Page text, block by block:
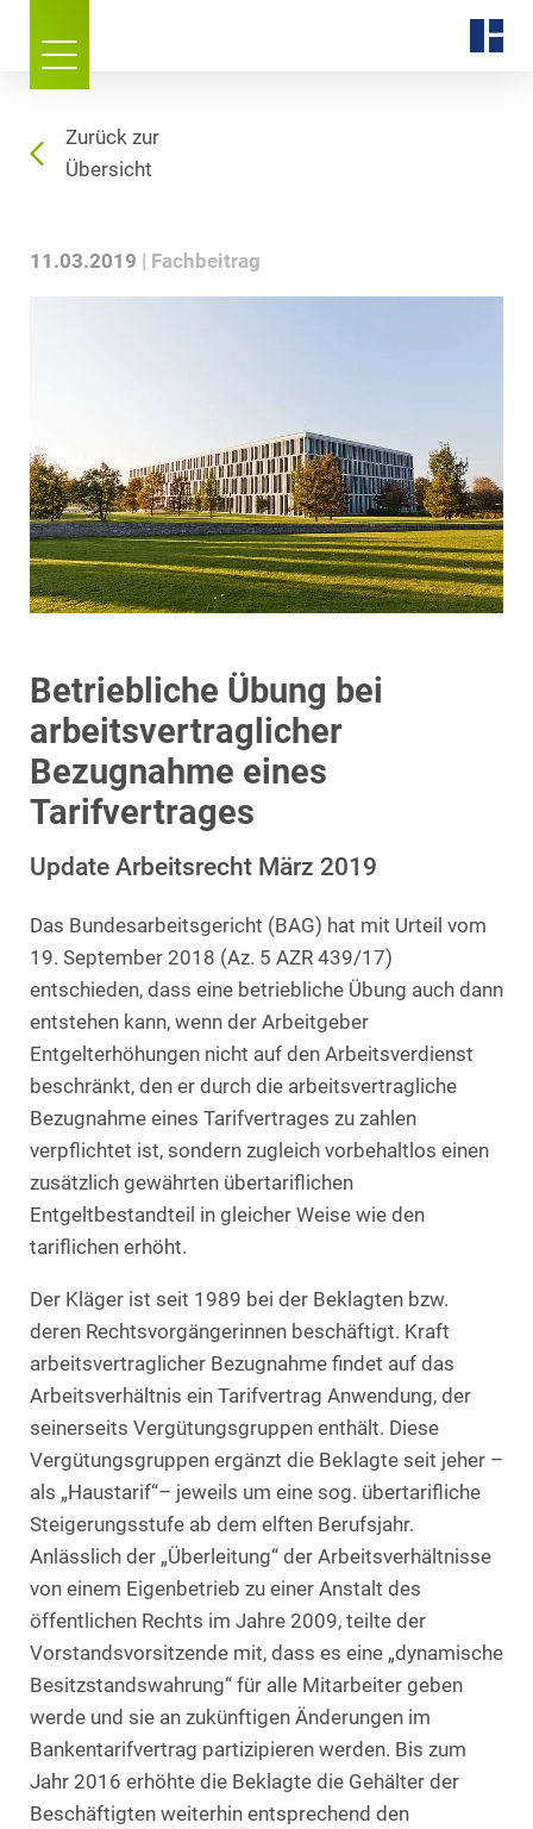
Zurück zur
Übersicht
11.03.2019 Fachbeitrag
Betriebliche Übung bei
arbeitsvertraglicher
Bezugnahme eines
Tarifvertrages
Update Arbeitsrecht März 2019
Das Bundesarbeitsgericht (BAG) hat mit Urteil vom
19. September 2018 (Az. 5 AZR 439/17)
entschieden, dass eine betriebliche Übung auch dann
entstehen kann, wenn der Arbeitgeber
Entgelterhöhungen nicht auf den Arbeitsverdienst
beschränkt, den er durch die arbeitsvertragliche
Bezugnahme eines Tarifvertrages zu zahlen
verpflichtet ist, sondern zugleich vorbehaltlos einen
zusätzlich gewährten übertariflichen
Entgeltbestandteil in gleicher Weise wie den
tariflichen erhöht.
Der Kläger ist seit 1989 bei der Beklagten bzw.
deren Rechtsvorgängerinnen beschäftigt. Kraft
arbeitsvertraglicher Bezugnahme findet auf das
Arbeitsverhältnis ein Tarifvertrag Anwendung, der
seinerseits Vergütungsgruppen enthält. Diese
Vergütungsgruppen ergänzt die Beklagte seit jeher –
als „Haustarif“– jeweils um eine sog. übertarifliche
Steigerungsstufe ab dem elften Berufsjahr.
Anlässlich der „Überleitung“ der Arbeitsverhältnisse
von einem Eigenbetrieb zu einer Anstalt des
öffentlichen Rechts im Jahre 2009, teilte der
Vorstandsvorsitzende mit, dass es eine „dynamische
Besitzstandswahrung“ für alle Mitarbeiter geben
werde und sie an zukünftigen Änderungen im
Bankentarifvertrag partizipieren werden. Bis zum
Jahr 2016 erhöhte die Beklagte die Gehälter der
Beschäftigten weiterhin entsprechend den